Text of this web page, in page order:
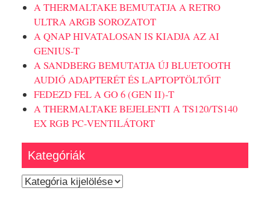
A THERMALTAKE BEMUTATJA A RETRO
ULTRA ARGB SOROZATOT
A QNAP HIVATALOSAN IS KIADJA AZ AI
GENIUS-T
A SANDBERG BEMUTATJA ÚJ BLUETOOTH
AUDIÓ ADAPTERÉT ÉS LAPTOPTÖLTŐIT
FEDEZD FEL A GO 6 (GEN II)-T
A THERMALTAKE BEJELENTI A TS120/TS140
EX RGB PC-VENTILÁTORT
Kategóriák
Kategóriák